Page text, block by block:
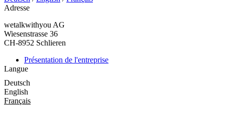
Adresse
wetalkwithyou AG
Wiesenstrasse 36
CH-8952 Schlieren
Présentation de l'entreprise
Langue
Deutsch
English
Français